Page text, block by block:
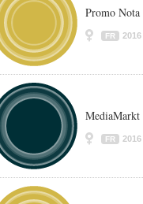
Promo
FR 2016
FR 2016